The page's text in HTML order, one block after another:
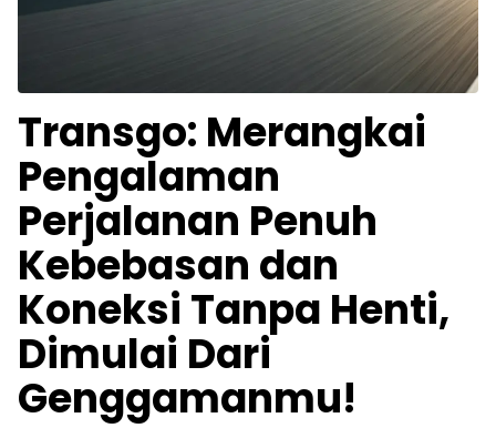
Transgo: Merangkai
Pengalaman
Perjalanan Penuh
Kebebasan dan
Koneksi Tanpa Henti,
Dimulai Dari
Genggamanmu!